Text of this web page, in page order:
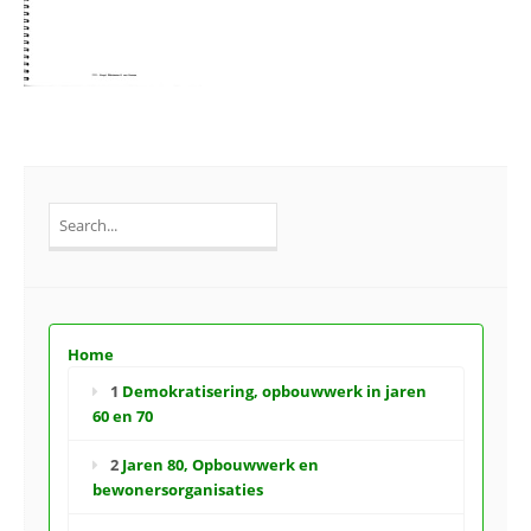
for:
Home
1 Demokratisering, opbouwwerk in jaren
60 en 70
2 Jaren 80, Opbouwwerk en
bewonersorganisaties